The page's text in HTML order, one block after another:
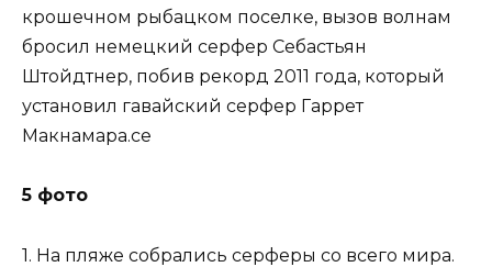
крошечном рыбацком поселке, вызов волнам
бросил немецкий серфер Себастьян
Штойдтнер, побив рекорд 2011 года, который
установил гавайский серфер Гаррет
Макнамара.се
5 фото
1. На пляже собрались серферы со всего мира.